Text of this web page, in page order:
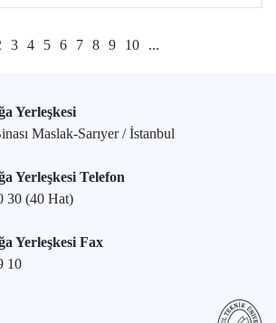
3 4 5 6 7 8 9 10 ...
Yerleşkesi
Maslak-Sarıyer / İstanbul
Yerleşkesi Telefon
30 (40 Hat)
Yerleşkesi Fax
10